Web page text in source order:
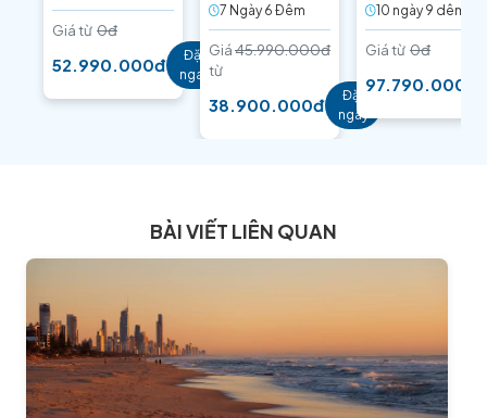
Giá từ 0đ
52.990.000đ
Đặt
ngay
7 Ngày 6 Ðêm
Giá
từ
45.990.000đ
38.900.000đ
Đặt
ngay
10 ngày 9 dêm
Giá từ 0đ
97.790.000đ
BÀI VIẾT LIÊN QUAN